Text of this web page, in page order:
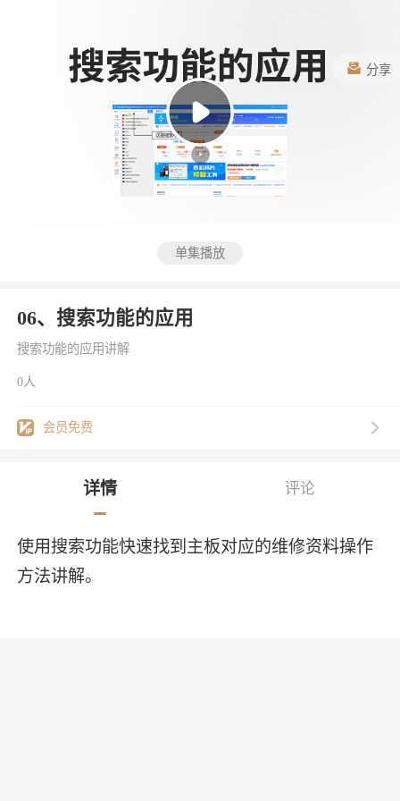
分享
单集播放
06、搜索功能的应用
搜索功能的应用讲解
0人
会员免费
详情 评论
使用搜索功能快速找到主板对应的维修资料操作
方法讲解。